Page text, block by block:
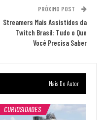
PRÓXIMO POST
Streamers Mais Assistidos da
Twitch Brasil: Tudo o Que
Você Precisa Saber
Mais Do Autor
CURIOSIDADES